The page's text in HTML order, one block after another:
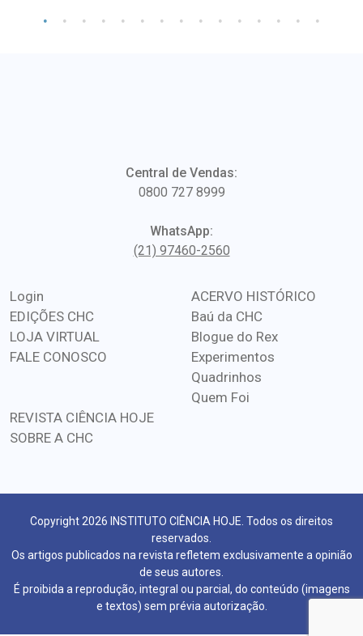
Central de Vendas:
0800 727 8999
WhatsApp:
(21) 97460-2560
Login
EDIÇÕES CHC
LOJA VIRTUAL
FALE CONOSCO
ACERVO HISTÓRICO
Baú da CHC
Blogue do Rex
Experimentos
Quadrinhos
Quem Foi
REVISTA CIÊNCIA HOJE
SOBRE A CHC
Copyright 2026 INSTITUTO CIÊNCIA HOJE. Todos os direitos
reservados.
Os artigos publicados na revista refletem exclusivamente a opinião
de seus autores.
É proibida a reprodução, integral ou parcial, do conteúdo (imagens
e textos) sem prévia autorização.